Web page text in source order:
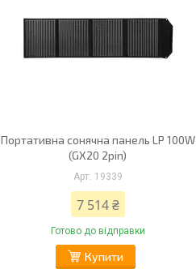
Портативна сонячна панель LP 100W
(GX20 2pin)
19339
7 514 ₴
Готово до відправки
Купити